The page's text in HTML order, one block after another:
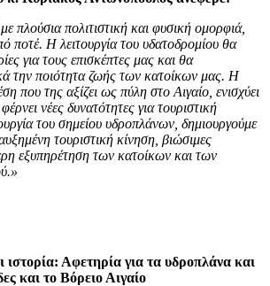
πλούσια πολιτιστική και φυσική ομορφιά,
ποτέ. Η λειτουργία του υδατοδρομίου θα
για τους επισκέπτες μας και θα
την ποιότητα ζωής των κατοίκων μας. Η
που της αξίζει ως πύλη στο Αιγαίο, ενισχύει
νέες δυνατότητες για τουριστική
του σημείου υδροπλάνων, δημιουργούμε
τουριστική κίνηση, βιώσιμες
εξυπηρέτηση των κατοίκων και των
Αφετηρία για τα υδροπλάνα και
και το Βόρειο Αιγαίο